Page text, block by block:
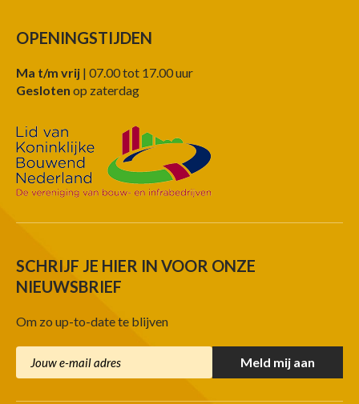
OPENINGSTIJDEN
Ma t/m vrij | 07.00 tot 17.00 uur
Gesloten op zaterdag
SCHRIJF JE HIER IN VOOR ONZE
NIEUWSBRIEF
Om zo up-to-date te blijven